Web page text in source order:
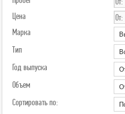
Цена
Марка
Тип
Год выпуска
Объем
Сортировать по: